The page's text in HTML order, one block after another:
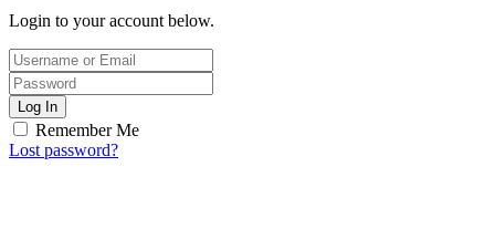
Login to your account below.
Log In
Remember Me
Lost password?